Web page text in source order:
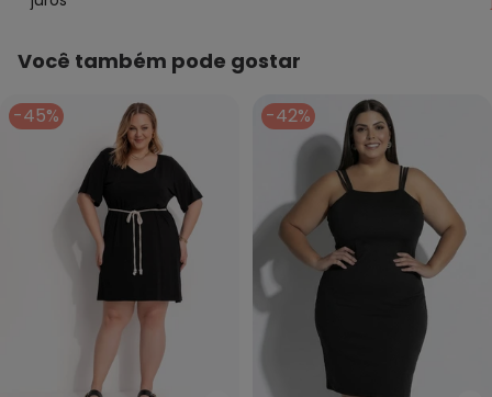
Você também pode gostar
-45% -42%